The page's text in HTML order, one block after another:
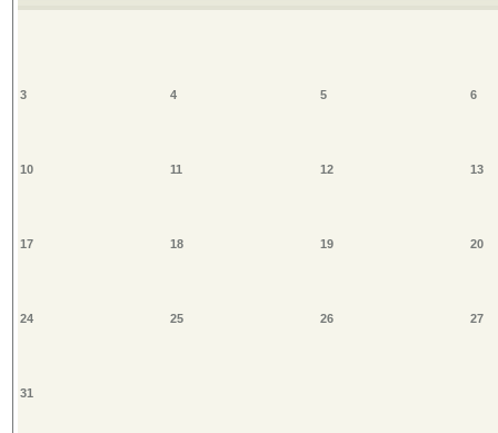
3 4 5 6
10 11 12 13
17 18 19 20
24 25 26 27
31